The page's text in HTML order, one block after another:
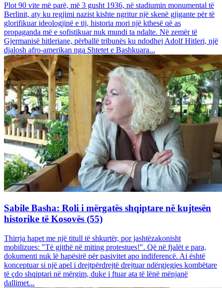
Plot 90 vite më parë, më 3 gusht 1936, në stadiumin monumental të
Berlinit, aty ku regjimi nazist kishte ngritur një skenë gjigante për të
glorifikuar ideologjinë e tij, historia mori një kthesë që as
propaganda më e sofistikuar nuk mundi ta ndalte. Në zemër të
Gjermanisë hitleriane, përballë tribunës ku ndodhej Adolf Hitleri, një
djalosh afro-amerikan nga Shtetet e Bashkuara...
Sabile Basha: Roli i mërgatës shqiptare në kujtesën
historike të Kosovës (55)
Thirrja hapet me një titull të shkurtër, por jashtëzakonisht
mobilizues: "Të gjithë në miting protestues!". Që në fjalët e para,
dokumenti nuk lë hapësirë për pasivitet apo indiferencë. Ai është
konceptuar si një apel i drejtpërdrejtë drejtuar ndërgjegjes kombëtare
të çdo shqiptari në mërgim, duke i ftuar ata të lënë mënjanë
dallimet...